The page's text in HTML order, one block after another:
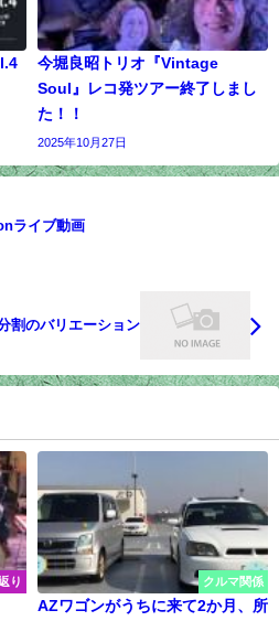
今堀良昭トリオ『Vintage
Soul』レコ発ツアー終了しまし
た！！
2025年10月27日
ライブ動画
割のバリエーション
り クルマ関係
AZワゴンがうちに来て2か月、所